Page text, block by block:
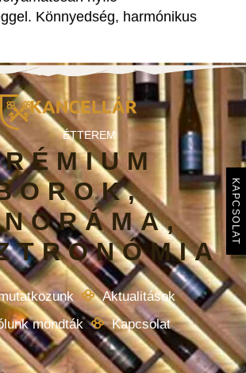
KAPCSOLAT
Könnyedség, harmónikus
ÉTTEREM
Aktualitások
mondták
Kapcsolat